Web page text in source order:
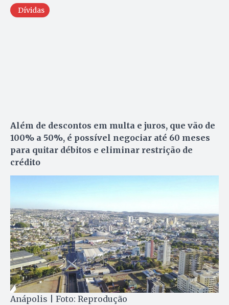
Dívidas
Além de descontos em multa e juros, que vão de
100% a 50%, é possível negociar até 60 meses
para quitar débitos e eliminar restrição de
crédito
Anápolis | Foto: Reprodução